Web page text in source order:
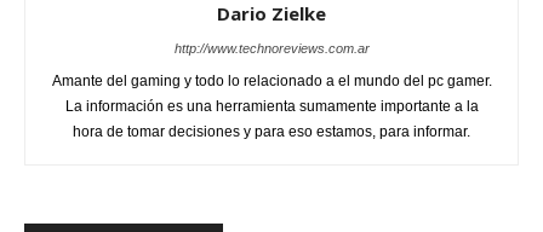
Dario Zielke
http://www.technoreviews.com.ar
Amante del gaming y todo lo relacionado a el mundo del pc gamer.
La información es una herramienta sumamente importante a la
hora de tomar decisiones y para eso estamos, para informar.